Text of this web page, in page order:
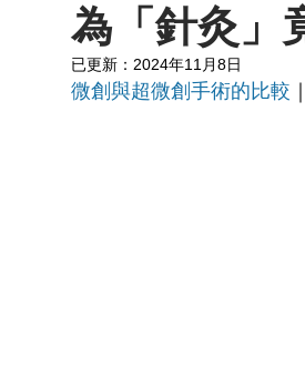
為「針灸」
已更新： 2024年11月8日
微創與超微創手術的比較